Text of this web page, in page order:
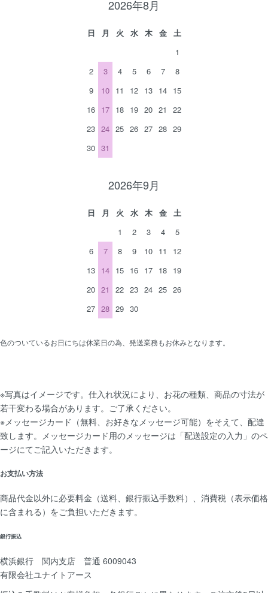
2026年8月
日 月 火 水 木 金
土
1
2
3 4 5 6 7
8
9
10 11 12 13 14 15
16 17 18 19 20 21
22
23 24 25 26 27 28 29
30 31
2026年9月
日 月 火 水 木 金
土
1
2 3 4
5
6
7 8 9 10 11
12
13 14 15 16 17 18 19
20 21 22 23 24 25 26
27 28 29 30
色のついているお日にちは休業日の為、発送業務もお休みとなります。
※写真はイメージです。仕入れ状況により、お花の種類、商品の寸法が
若干変わる場合があります。ご了承ください。
※メッセージカード（無料、お好きなメッセージ可能）をそえて、配達
致します。メッセージカード用のメッセージは「配送設定の入力」のペ
ージにてご記入いただきます。
お支払い方法
商品代金以外に必要料金（送料、銀行振込手数料）、消費税（表示価格
に含まれる）をご負担いただきます。
銀行振込
横浜銀行 関内支店 普通 6009043
有限会社ユナイトアース